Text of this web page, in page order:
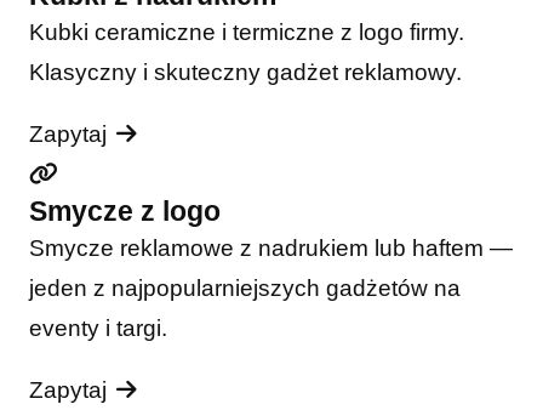
Kubki ceramiczne i termiczne z logo firmy.
Klasyczny i skuteczny gadżet reklamowy.
Zapytaj
Smycze z logo
Smycze reklamowe z nadrukiem lub haftem —
jeden z najpopularniejszych gadżetów na
eventy i targi.
Zapytaj